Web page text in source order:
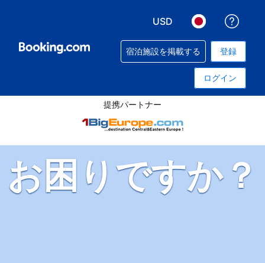
USD
宿泊施設を掲載する 登録
ログイン
提携パートナー
お困りですか？